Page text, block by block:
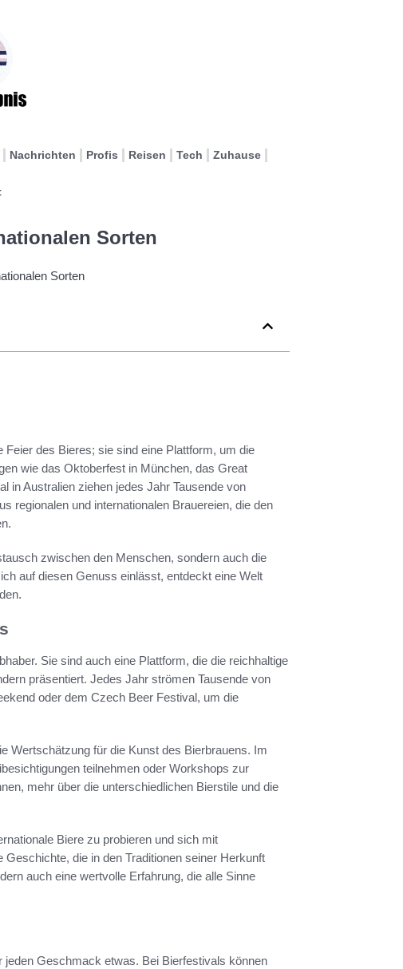
Nachrichten Profis Reisen Tech Zuhause
Sorten
Feier des Bieres; sie sind eine Plattform, um die
wie das Oktoberfest in München, das Great
in Australien ziehen jedes Jahr Tausende von
regionalen und internationalen Brauereien, die den
zwischen den Menschen, sondern auch die
auf diesen Genuss einlässt, entdeckt eine Welt
Sie sind auch eine Plattform, die die reichhaltige
präsentiert. Jedes Jahr strömen Tausende von
oder dem Czech Beer Festival, um die
Wertschätzung für die Kunst des Bierbrauens. Im
teilnehmen oder Workshops zur
mehr über die unterschiedlichen Bierstile und die
Biere zu probieren und sich mit
die in den Traditionen seiner Herkunft
auch eine wertvolle Erfahrung, die alle Sinne
jeden Geschmack etwas. Bei Bierfestivals können